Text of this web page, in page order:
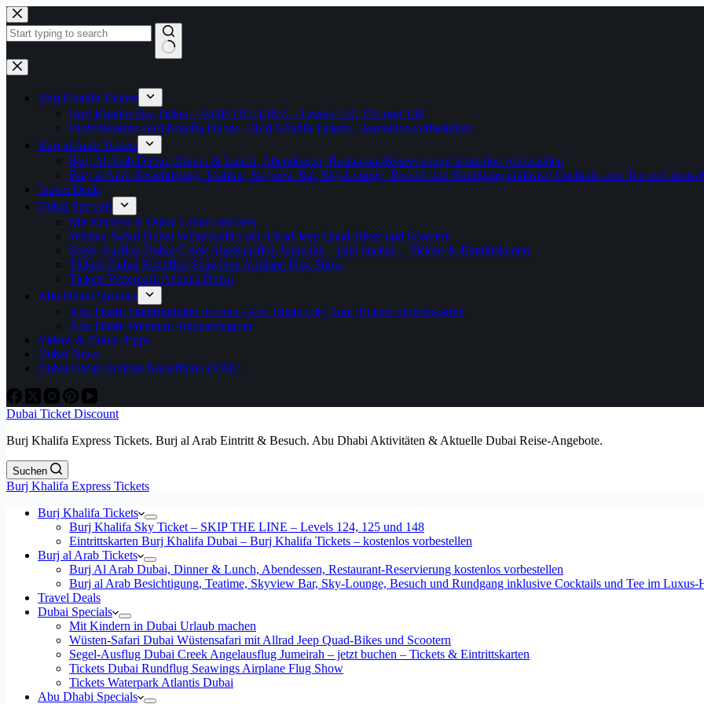
Zum
Inhalt
springen
Keine
Ergebnisse
Burj Khalifa Tickets
Burj Khalifa Sky Ticket – SKIP THE LINE – Levels 124, 125 und 148
Eintrittskarten Burj Khalifa Dubai – Burj Khalifa Tickets – kostenlos vorbestellen
Burj al Arab Tickets
Burj Al Arab Dubai, Dinner & Lunch, Abendessen, Restaurant-Reservierung kostenlos vorbestellen
Burj al Arab Besichtigung, Teatime, Skyview Bar, Sky-Lounge, Besuch und Rundgang inklusive Cocktails und Tee im Luxus-
Travel Deals
Dubai Specials
Mit Kindern in Dubai Urlaub machen
Wüsten-Safari Dubai Wüstensafari mit Allrad Jeep Quad-Bikes und Scootern
Segel-Ausflug Dubai Creek Angelausflug Jumeirah – jetzt buchen – Tickets & Eintrittskarten
Tickets Dubai Rundflug Seawings Airplane Flug Show
Tickets Waterpark Atlantis Dubai
Abu Dhabi Specials
Abu Dhabi Stadtrundfahrt buchen / Abu Dhabi City Tour Tickets Eintrittskarten
Abu Dhabi Premium Sightseeingtour
Videos & Dubai-Tipps
Dubai News
Dubai Oman Emirate Reiseführer (VAE)
Dubai Ticket Discount
Burj Khalifa Express Tickets. Burj al Arab Eintritt & Besuch. Abu Dhabi Aktivitäten & Aktuelle Dubai Reise-Angebote.
Suchen
Burj Khalifa Express Tickets
Burj Khalifa Tickets
Burj Khalifa Sky Ticket – SKIP THE LINE – Levels 124, 125 und 148
Eintrittskarten Burj Khalifa Dubai – Burj Khalifa Tickets – kostenlos vorbestellen
Burj al Arab Tickets
Burj Al Arab Dubai, Dinner & Lunch, Abendessen, Restaurant-Reservierung kostenlos vorbestellen
Burj al Arab Besichtigung, Teatime, Skyview Bar, Sky-Lounge, Besuch und Rundgang inklusive Cocktails und Tee im Luxus-
Travel Deals
Dubai Specials
Mit Kindern in Dubai Urlaub machen
Wüsten-Safari Dubai Wüstensafari mit Allrad Jeep Quad-Bikes und Scootern
Segel-Ausflug Dubai Creek Angelausflug Jumeirah – jetzt buchen – Tickets & Eintrittskarten
Tickets Dubai Rundflug Seawings Airplane Flug Show
Tickets Waterpark Atlantis Dubai
Abu Dhabi Specials